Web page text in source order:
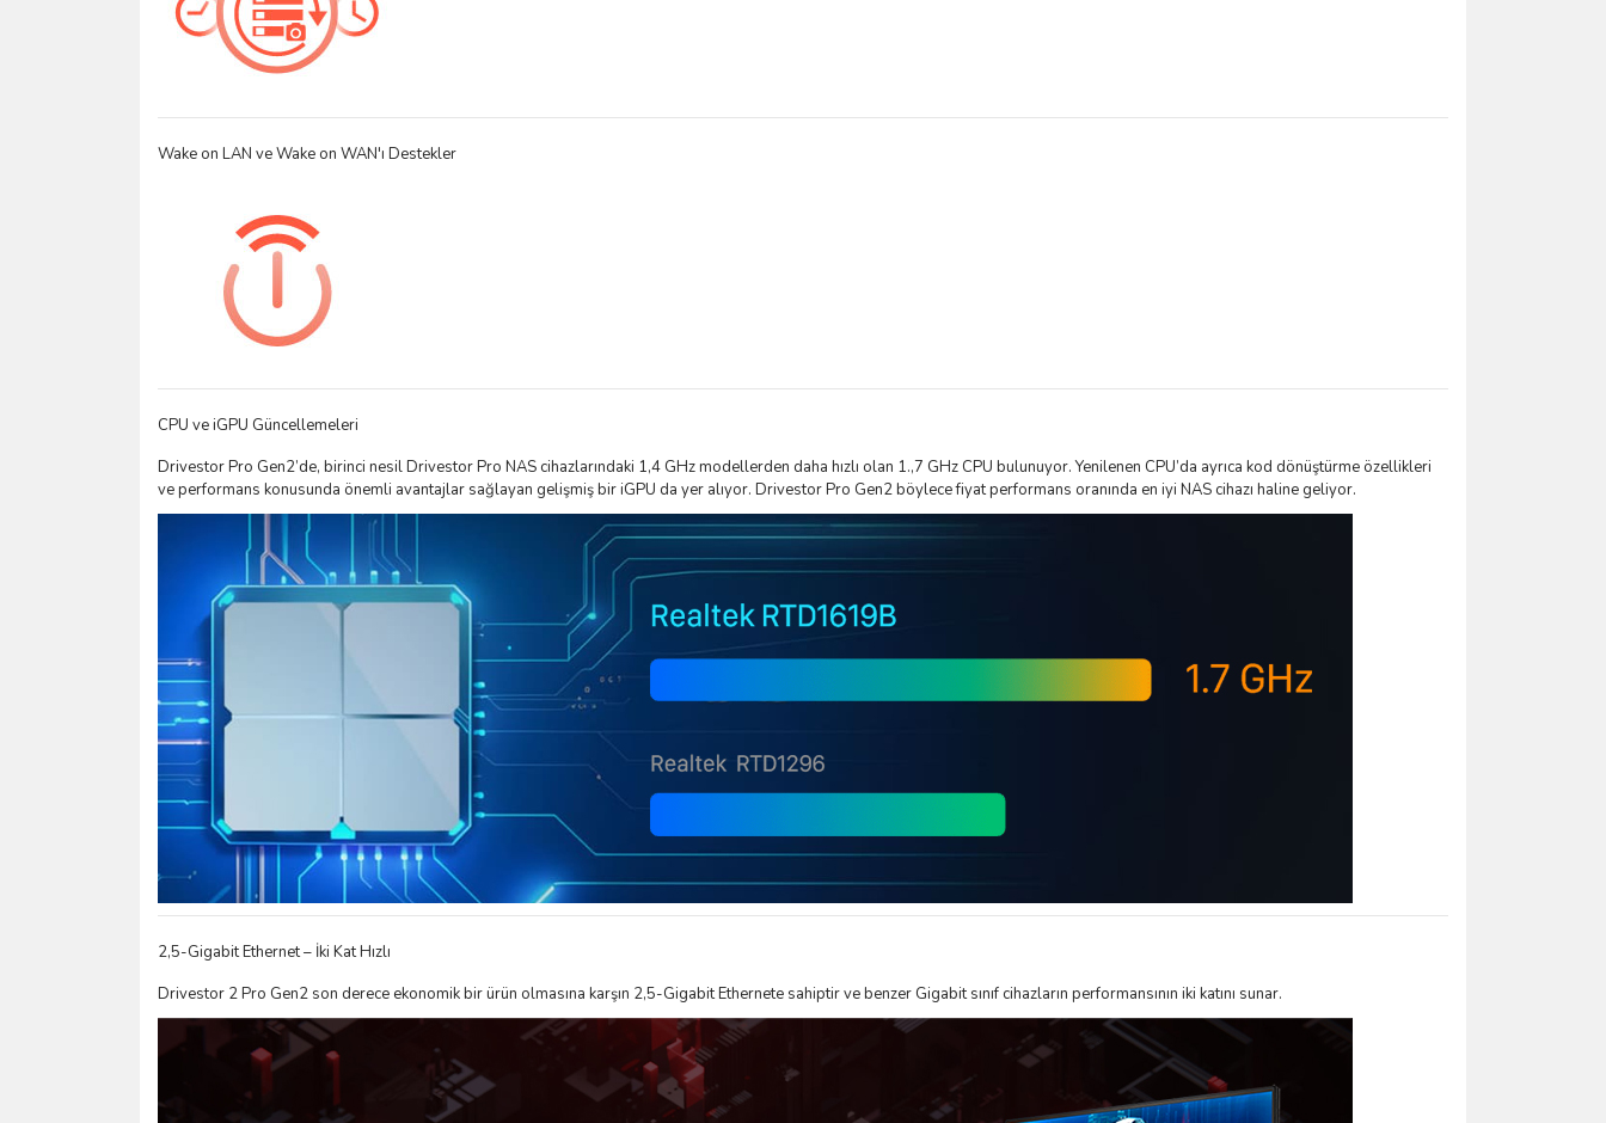
Wake on LAN ve Wake on WAN'ı Destekler
CPU ve iGPU Güncellemeleri
Drivestor Pro Gen2’de, birinci nesil Drivestor Pro NAS cihazlarındaki 1,4 GHz modellerden daha hızlı olan 1.,7 GHz CPU bulunuyor. Yenilenen CPU’da ayrıca kod dönüştürme özellikleri
ve performans konusunda önemli avantajlar sağlayan gelişmiş bir iGPU da yer alıyor. Drivestor Pro Gen2 böylece fiyat performans oranında en iyi NAS cihazı haline geliyor.
2,5-Gigabit Ethernet – İki Kat Hızlı
Drivestor 2 Pro Gen2 son derece ekonomik bir ürün olmasına karşın 2,5-Gigabit Ethernete sahiptir ve benzer Gigabit sınıf cihazların performansının iki katını sunar.